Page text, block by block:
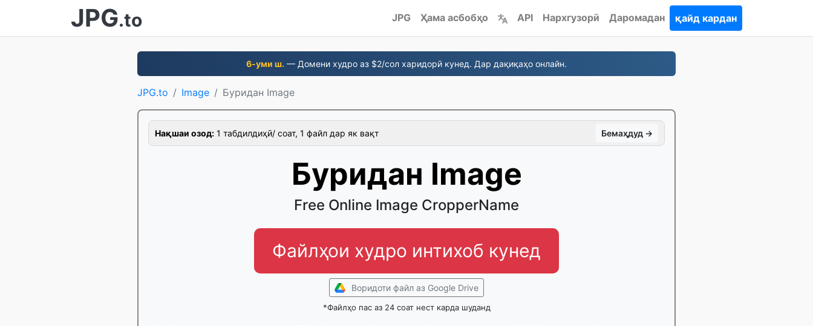
JPG.to JPG Ҳама асбобҳо API Нархгузорӣ Даромадан қайд кардан
6-уми ш. — Домени худро аз $2/сол харидорӣ кунед. Дар дақиқаҳо онлайн.
JPG.to Image Буридан Image
Нақшаи озод: 1 табдилдиҳӣ/ соат, 1 файл дар як вақт Бемаҳдуд →
Буридан Image
Free Online Image CropperName
Файлҳои худро интихоб кунед
Воридоти файл аз Google Drive
*Файлҳо пас аз 24 соат нест карда шуданд